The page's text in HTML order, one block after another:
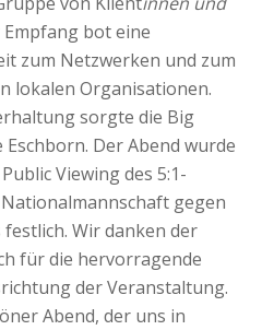
bot eine
zum Netzwerken und zum
lokalen Organisationen.
sorgte die Big
Der Abend wurde
Viewing des 5:1-
gegen
Wir danken der
für die hervorragende
der Veranstaltung.
Abend, der uns in